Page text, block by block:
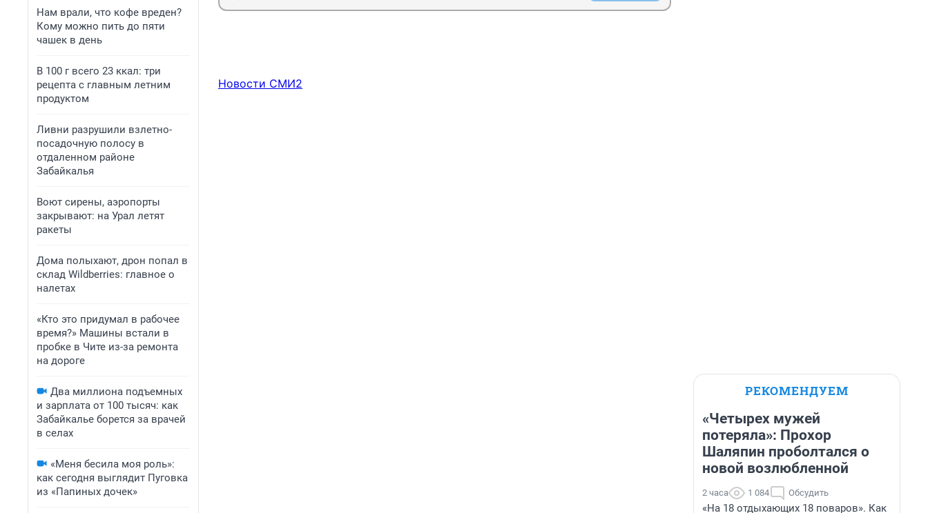
Нам врали, что кофе вреден?
Кому можно пить до пяти
чашек в день
В 100 г всего 23 ккал: три
рецепта с главным летним
продуктом
Ливни разрушили взлетно-
посадочную полосу в
отдаленном районе
Забайкалья
Воют сирены, аэропорты
закрывают: на Урал летят
ракеты
Дома полыхают, дрон попал в
склад Wildberries: главное о
налетах
«Кто это придумал в рабочее
время?» Машины встали в
пробке в Чите из-за ремонта
на дороге
Два миллиона подъемных
и зарплата от 100 тысяч: как
Забайкалье борется за врачей
в селах
«Меня бесила моя роль»:
как сегодня выглядит Пуговка
из «Папиных дочек»
Новости СМИ2
РЕКОМЕНДУЕМ
«Четырех мужей
потеряла»: Прохор
Шаляпин проболтался о
новой возлюбленной
2 часа 1 084 Обсудить
«На 18 отдыхающих 18 поваров». Как